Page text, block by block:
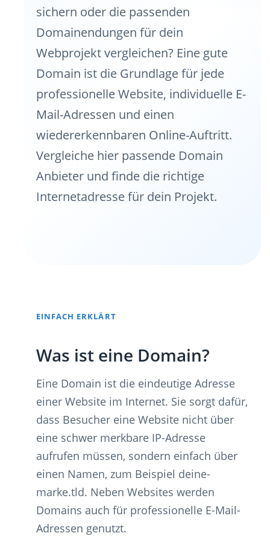
sichern oder die passenden
Domainendungen für dein
Webprojekt vergleichen? Eine gute
Domain ist die Grundlage für jede
professionelle Website, individuelle E-
Mail-Adressen und einen
wiedererkennbaren Online-Auftritt.
Vergleiche hier passende Domain
Anbieter und finde die richtige
Internetadresse für dein Projekt.
EINFACH ERKLÄRT
Was ist eine Domain?
Eine Domain ist die eindeutige Adresse
einer Website im Internet. Sie sorgt dafür,
dass Besucher eine Website nicht über
eine schwer merkbare IP-Adresse
aufrufen müssen, sondern einfach über
einen Namen, zum Beispiel deine-
marke.tld. Neben Websites werden
Domains auch für professionelle E-Mail-
Adressen genutzt.